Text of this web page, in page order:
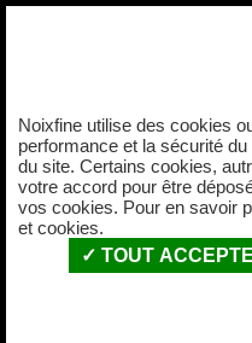
Panneau de gestion des
Noixfine utilise des cookies
performance et la sécurité
du site. Certains cookies,
votre accord pour être
vos cookies. Pour en savoir
et cookies.
TOUT